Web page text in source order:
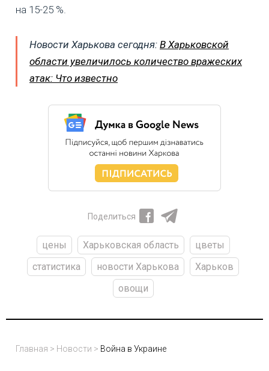
на 15-25 %.
Новости Харькова сегодня: В Харьковской
области увеличилось количество вражеских
атак: Что известно
Поделиться
цены Харьковская область
цветы
статистика
новости Харькова
Харьков
овощи
Главная > Новости > Война в Украине